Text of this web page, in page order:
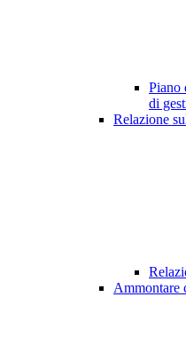
Piano
di
Relazione
Ammontare